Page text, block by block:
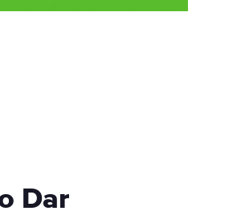
Dar